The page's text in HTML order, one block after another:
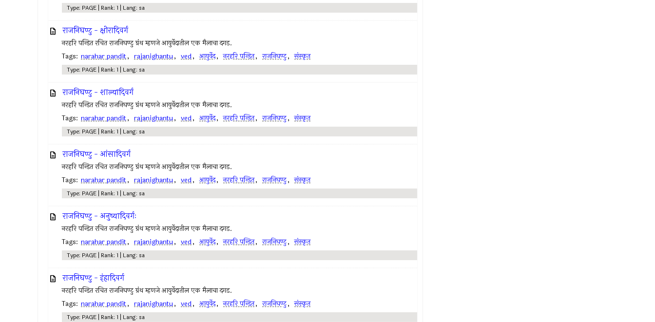
Type: PAGE | Rank: 1 | Lang: sa
राजनिघण्टु - क्षीरादिवर्ग
नरहरि पन्डित रचित राजनिघण्टु ग्रंथ म्हणजे आयुर्वेदातील एक मैलाचा दगड.
Tags: narahar pandit, rajanighantu, ved, आयुर्वेद, नरहरि पन्डित, राजनिघण्टु, संस्कृत
Type: PAGE | Rank: 1 | Lang: sa
राजनिघण्टु - शाल्यादिवर्ग
नरहरि पन्डित रचित राजनिघण्टु ग्रंथ म्हणजे आयुर्वेदातील एक मैलाचा दगड.
Tags: narahar pandit, rajanighantu, ved, आयुर्वेद, नरहरि पन्डित, राजनिघण्टु, संस्कृत
Type: PAGE | Rank: 1 | Lang: sa
राजनिघण्टु - आंसादिवर्ग
नरहरि पन्डित रचित राजनिघण्टु ग्रंथ म्हणजे आयुर्वेदातील एक मैलाचा दगड.
Tags: narahar pandit, rajanighantu, ved, आयुर्वेद, नरहरि पन्डित, राजनिघण्टु, संस्कृत
Type: PAGE | Rank: 1 | Lang: sa
राजनिघण्टु - अनुष्यादिवर्गः
नरहरि पन्डित रचित राजनिघण्टु ग्रंथ म्हणजे आयुर्वेदातील एक मैलाचा दगड.
Tags: narahar pandit, rajanighantu, ved, आयुर्वेद, नरहरि पन्डित, राजनिघण्टु, संस्कृत
Type: PAGE | Rank: 1 | Lang: sa
राजनिघण्टु - इंहादिवर्ग
नरहरि पन्डित रचित राजनिघण्टु ग्रंथ म्हणजे आयुर्वेदातील एक मैलाचा दगड.
Tags: narahar pandit, rajanighantu, ved, आयुर्वेद, नरहरि पन्डित, राजनिघण्टु, संस्कृत
Type: PAGE | Rank: 1 | Lang: sa